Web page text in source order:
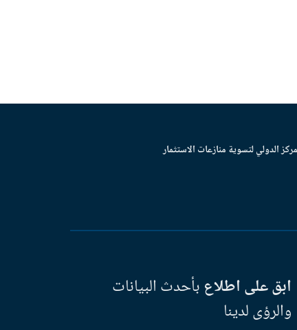
الدولي لتسوية منازعات الاستثمار
ابق على اطلاعبأحدث البيانات
والرؤى لدينا